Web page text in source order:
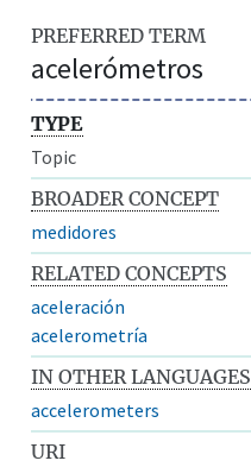
PREFERRED TERM
acelerómetros
TYPE
Topic
BROADER CONCEPT
medidores
RELATED CONCEPTS
aceleración
acelerometría
IN OTHER LANGUAGES
accelerometers
URI